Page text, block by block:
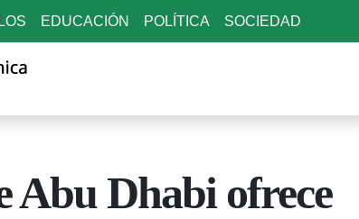
EDUCACIÓN POLÍTICA SOCIEDAD
Abu Dhabi ofrece